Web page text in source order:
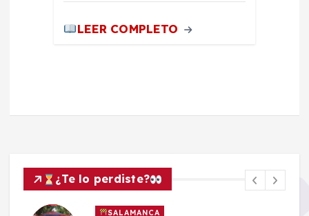
LEER COMPLETO
¿Te lo perdiste?
SALAMANCA